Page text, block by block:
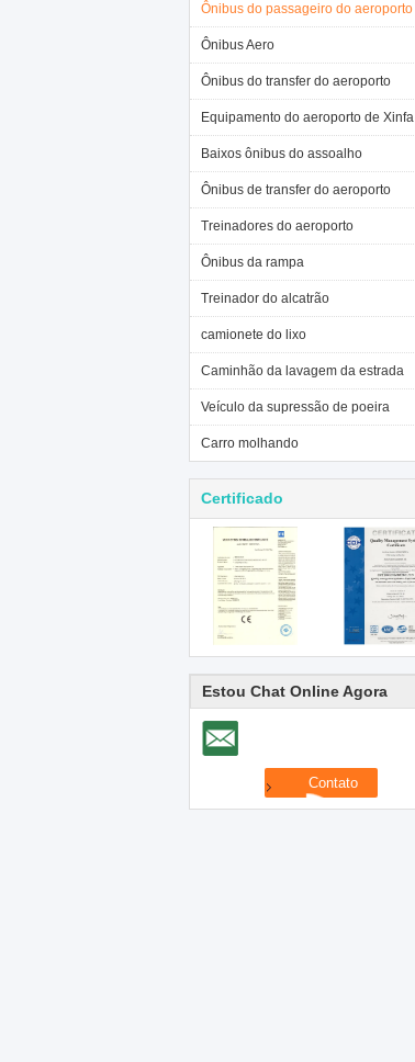
Ônibus do passageiro do aeroporto
Ônibus Aero
Ônibus do transfer do aeroporto
Equipamento do aeroporto de Xinfa
Baixos ônibus do assoalho
Ônibus de transfer do aeroporto
Treinadores do aeroporto
Ônibus da rampa
Treinador do alcatrão
camionete do lixo
Caminhão da lavagem da estrada
Veículo da supressão de poeira
Carro molhando
Certificado
Estou Chat Online Agora